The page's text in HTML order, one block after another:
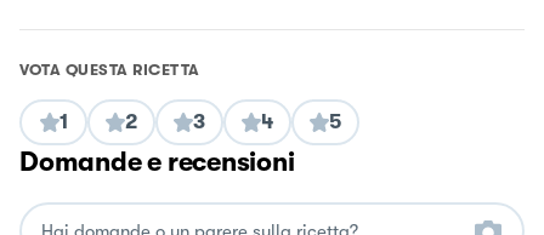
VOTA QUESTA RICETTA
1 2 3 4 5
Domande e recensioni